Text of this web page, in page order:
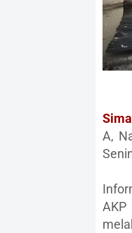
A,
AKP